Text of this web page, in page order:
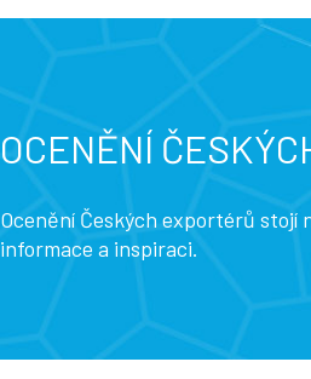
OCENĚNÍ
Ocenění Českých exportérů stojí
informace a inspiraci.